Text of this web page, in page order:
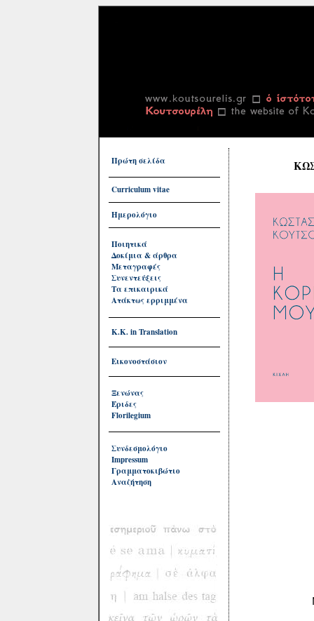
Πρώτη σελίδα
Curriculum vitae
Ημερολόγιο
Ποιητικά
Δοκίμια & άρθρα
Μεταγραφές
Συνεντεύξεις
Τα επικαιρικά
Ατάκτως ερριμμένα
Κ.Κ. in Translation
Εικονοστάσιον
Ξενώνας
Έριδες
Florilegium
Συνδεσμολόγιο
Impressum
Γραμματοκιβώτιο
Αναζήτηση